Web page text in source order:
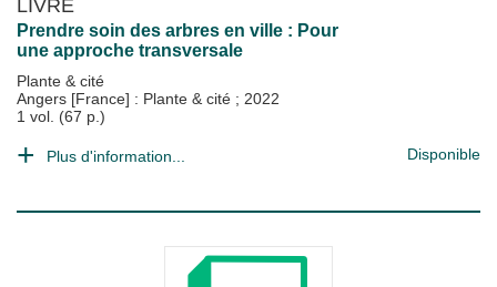
LIVRE
Prendre soin des arbres en ville : Pour
une approche transversale
Plante & cité
Angers [France] : Plante & cité ; 2022
1 vol. (67 p.)
Plus d'information... Disponible